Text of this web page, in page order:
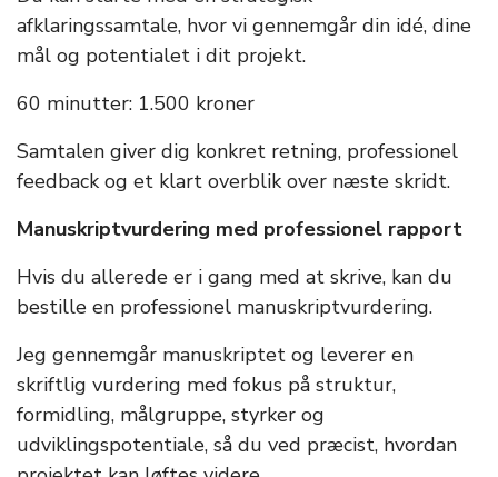
afklaringssamtale, hvor vi gennemgår din idé, dine
mål og potentialet i dit projekt.
60 minutter: 1.500 kroner
Samtalen giver dig konkret retning, professionel
feedback og et klart overblik over næste skridt.
Manuskriptvurdering med professionel rapport
Hvis du allerede er i gang med at skrive, kan du
bestille en professionel manuskriptvurdering.
Jeg gennemgår manuskriptet og leverer en
skriftlig vurdering med fokus på struktur,
formidling, målgruppe, styrker og
udviklingspotentiale, så du ved præcist, hvordan